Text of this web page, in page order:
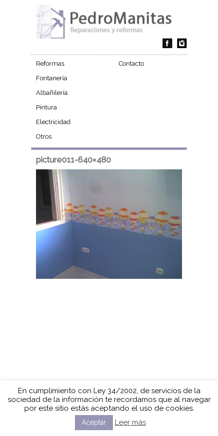
Reformas
Fontanería
Albañilería
Pintura
Electricidad
Otros
Contacto
picture011-640×480
En cumplimiento con Ley 34/2002, de servicios de la
sociedad de la información te recordamos que al navegar
por este sitio estás aceptando el uso de cookies.
Aceptar Leer más